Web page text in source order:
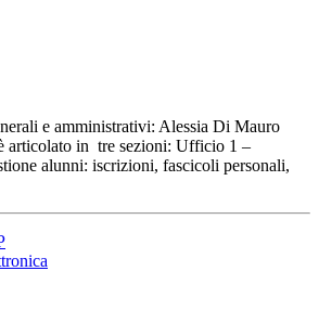
e amministrativi: Alessia Di Mauro
articolato in tre sezioni: Ufficio 1 –
alunni: iscrizioni, fascicoli personali,